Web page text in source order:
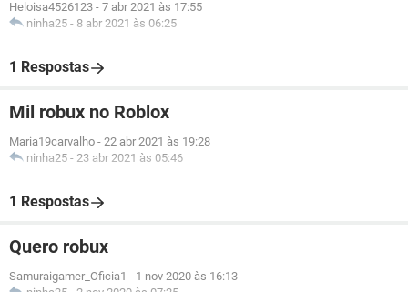
Heloisa4526123 - 7 abr 2021 às 17:55
ninha25 - 8 abr 2021 às 06:25
1 Respostas
Mil robux no Roblox
Maria19carvalho - 22 abr 2021 às 19:28
ninha25 - 23 abr 2021 às 05:46
1 Respostas
Quero robux
Samuraigamer_Oficia1 - 1 nov 2020 às 16:13